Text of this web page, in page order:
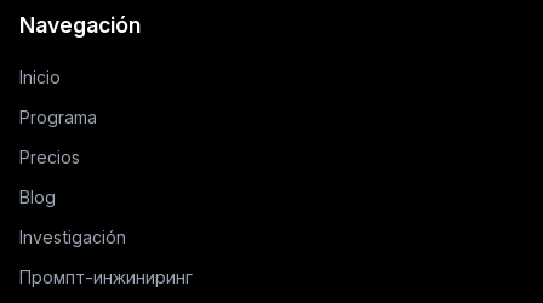
Navegación
Inicio
Programa
Precios
Blog
Investigación
Промпт-инжиниринг